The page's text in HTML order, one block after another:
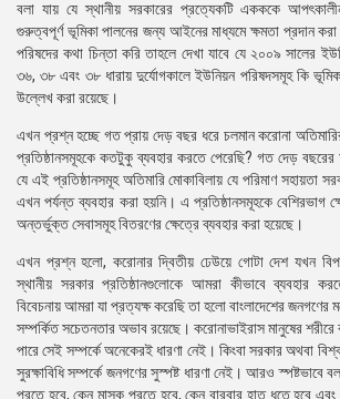
বলা যায় যে স্থানীয় সরকারের প্রত্যেকটি একককে
গুরুত্বপূর্ণ ভূমিকা পালনের জন্য আইনের মাধ্যমে ক্ষমতা প্রদান
পরিষদের কথা চিন্তা করি তাহলে দেখা যাবে যে ২০০৯ সালের
৩৬, ৩৮ এবং ৩৮ ধারায় দুর্যোগকালে ইউনিয়ন পরিষদসমূহ কি
উল্লেখ করা রয়েছে।
এখন প্রশ্ন হচ্ছে গত প্রায় দেড় বছর ধরে চলমান করোনা
প্রতিষ্ঠানসমূহকে কতটুকু ব্যবহার করতে পেরেছি? গত দেড়
যে এই প্রতিষ্ঠানসমূহ অতিমারি মোকাবিলায় যে পরিমাণ সহায়তা
এখন পর্যন্ত ব্যবহার করা হয়নি। এ প্রতিষ্ঠানসমূহকে বেশিরভাগ
অন্তর্ভুক্ত সেবাসমূহ বিতরণের ক্ষেত্রে ব্যবহার করা হয়েছে।
এখন প্রশ্ন হলো, করোনার দ্বিতীয় ঢেউয়ে গোটা দেশ যখন
স্থানীয় সরকার প্রতিষ্ঠানগুলোকে আমরা কীভাবে ব্যবহার
বিবেচনায় আমরা যা প্রত্যক্ষ করেছি তা হলো বাংলাদেশের
সম্পর্কিত সচেতনতার অভাব রয়েছে। করোনাভাইরাস মানুষের শরীরে
পারে সেই সম্পর্কে অনেকেরই ধারণা নেই। কিংবা সরকার অথবা
সুরক্ষাবিধি সম্পর্কে জনগণের সুস্পষ্ট ধারণা নেই। আরও স্পষ্টভাবে
পরতে হবে, কেন মাস্ক পরতে হবে, কেন বারবার হাত ধুতে হবে